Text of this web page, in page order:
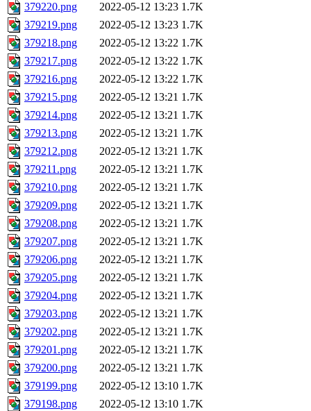
379220.png 2022-05-12 13:23 1.7K
379219.png
2022-05-12 13:23 1.7K
379218.png
2022-05-12 13:22 1.7K
379217.png
2022-05-12 13:22 1.7K
379216.png
2022-05-12 13:22 1.7K
379215.png
2022-05-12 13:21 1.7K
379214.png
2022-05-12 13:21 1.7K
379213.png
2022-05-12 13:21 1.7K
379212.png
2022-05-12 13:21 1.7K
379211.png
2022-05-12 13:21 1.7K
379210.png
2022-05-12 13:21 1.7K
379209.png
2022-05-12 13:21 1.7K
379208.png
2022-05-12 13:21 1.7K
379207.png
2022-05-12 13:21 1.7K
379206.png
2022-05-12 13:21 1.7K
379205.png
2022-05-12 13:21 1.7K
379204.png
2022-05-12 13:21 1.7K
379203.png
2022-05-12 13:21 1.7K
379202.png
2022-05-12 13:21 1.7K
379201.png
2022-05-12 13:21 1.7K
379200.png
2022-05-12 13:21 1.7K
379199.png
2022-05-12 13:10 1.7K
379198.png
2022-05-12 13:10 1.7K